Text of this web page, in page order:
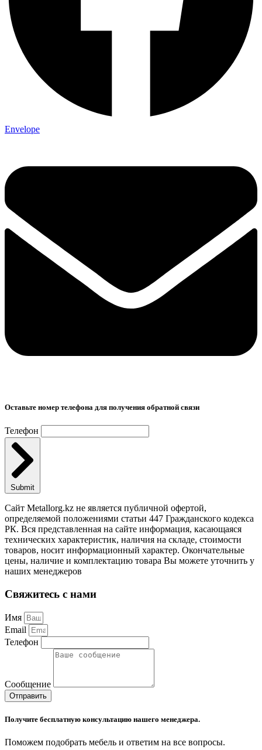
Envelope
Оставьте номер телефона для получения обратной связи
Телефон
Submit
Сайт Metallorg.kz не является публичной офертой,
определяемой положениями статьи 447 Гражданского кодекса
РК. Вся представленная на сайте информация, касающаяся
технических характеристик, наличия на складе, стоимости
товаров, носит информационный характер. Окончательные
цены, наличие и комплектацию товара Вы можете уточнить у
наших менеджеров
Свяжитесь с нами
Имя
Email
Телефон
Сообщение
Отправить
Получите бесплатную консультацию нашего менеджера.
Поможем подобрать мебель и ответим на все вопросы.